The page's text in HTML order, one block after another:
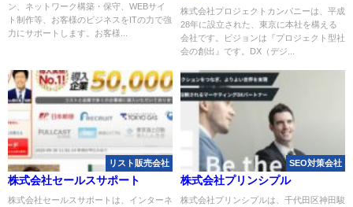
ン、ネットワーク構築・保守、WEBサイ
ト制作等、お客様のビジネスをITの力で強
力にサポートします。お客様...
株式会社プロジェクトカンパニーは、平成
28年に設立された、東京に本社を構える
会社です。ビジョンは『プロジェクト型社
会の創出』です。DX（デジ...
リスト販売会社
株式会社セールスサポート
株式会社セールスサポートは、インターネ
SEO対策会社
株式会社プリンシプル
株式会社プリンシプルは、千代田区神田駿